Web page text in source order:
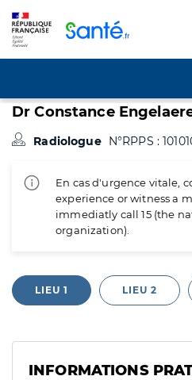
Dr Constance
Radiologue N°RPPS :
En cas d'urgence vitale,
experience or witness a
immediatly call 15 (the
organization).
LIEU 1 LIEU 2
INFORMATIONS